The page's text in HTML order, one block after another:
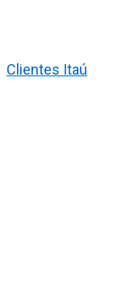
Clientes Itaú